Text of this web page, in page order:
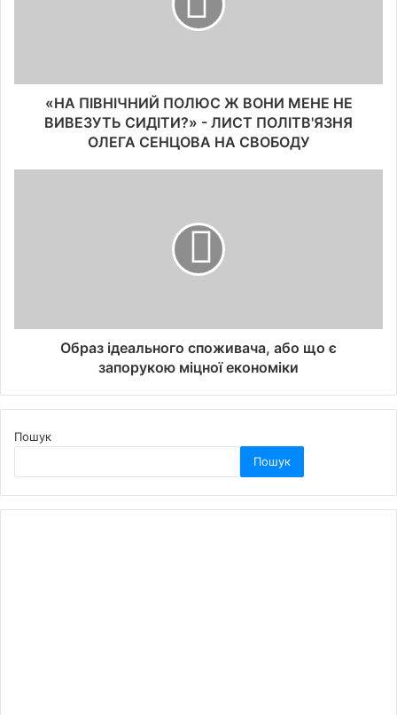
«НА ПІВНІЧНИЙ ПОЛЮС Ж ВОНИ МЕНЕ НЕ
ВИВЕЗУТЬ СИДІТИ?» - ЛИСТ ПОЛІТВ'ЯЗНЯ
ОЛЕГА СЕНЦОВА НА СВОБОДУ
Образ ідеального споживача, або що є
запорукою міцної економіки
Пошук
Пошук